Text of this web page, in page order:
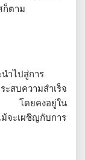
ก็ตาม
ำไปสู่การ
สบความสำเร็จ
ง โดยคงอยู่ใน
จะเผชิญกับการ